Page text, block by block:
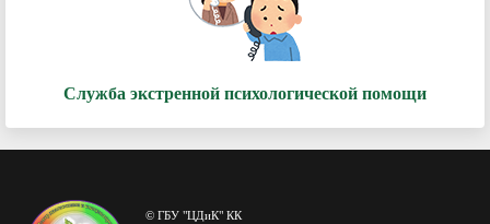
Служба экстренной психологической помощи
© ГБУ "ЦДиК" КК